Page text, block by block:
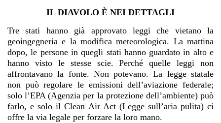
IL DIAVOLO È NEI DETTAGLI
Tre stati hanno già approvato leggi che vietano la
geoingegneria e la modifica meteorologica. La mattina
dopo, le persone in quegli stati hanno guardato in alto e
hanno visto le stesse scie. Perché quelle leggi non
affrontavano la fonte. Non potevano. La legge statale
non può regolare le emissioni dell’aviazione federale;
solo l’EPA (Agenzia per la protezione dell’ambiente) può
farlo, e solo il Clean Air Act (Legge sull’aria pulita) ci
offre la via legale per forzare la loro mano.